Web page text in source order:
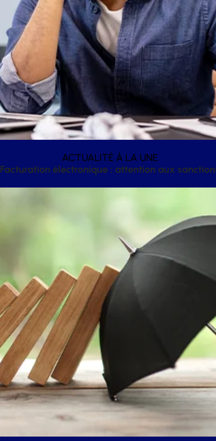
ACTUALITÉ À LA UNE
Facturation électronique : attention aux